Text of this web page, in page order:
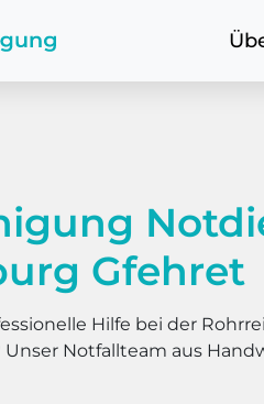
Gfehret
Hilfe bei der
Unser Notfallteam aus